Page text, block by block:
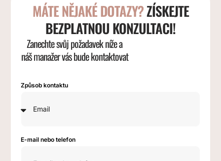
MÁTE NĚJAKÉ DOTAZY?ZÍSKEJTE
BEZPLATNOU KONZULTACI!
Zanechte svůj požadavek níže a
náš manažer vás bude kontaktovat
Způsob kontaktu
E-mail nebo telefon